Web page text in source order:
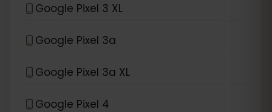
Google Pixel 3 XL
Google Pixel 3a
Google Pixel 3a XL
Google Pixel 4